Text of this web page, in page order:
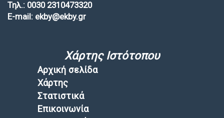
Τηλ.: 0030 2310473320
E-mail: ekby@ekby.gr
Χάρτης Ιστότοπου
Αρχική σελίδα
Χάρτης
Στατιστικά
Επικοινωνία